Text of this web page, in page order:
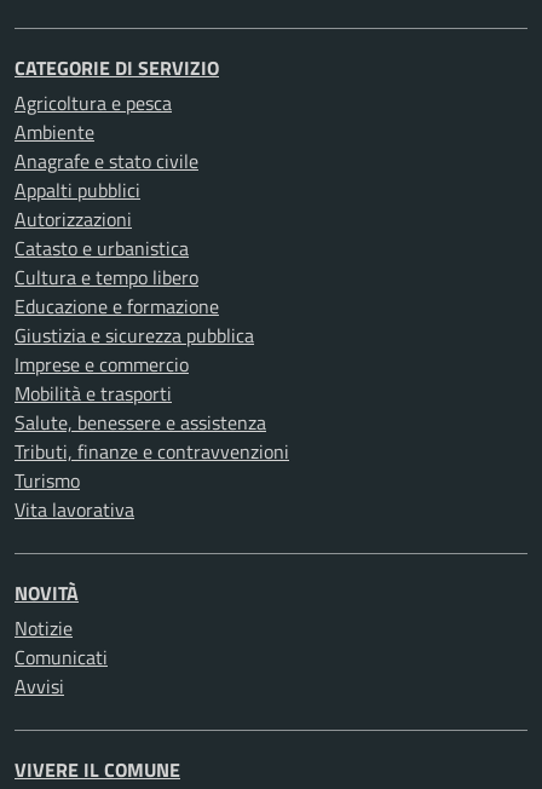
CATEGORIE DI SERVIZIO
Agricoltura e pesca
Ambiente
Anagrafe e stato civile
Appalti pubblici
Autorizzazioni
Catasto e urbanistica
Cultura e tempo libero
Educazione e formazione
Giustizia e sicurezza pubblica
Imprese e commercio
Mobilità e trasporti
Salute, benessere e assistenza
Tributi, finanze e contravvenzioni
Turismo
Vita lavorativa
NOVITÀ
Notizie
Comunicati
Avvisi
VIVERE IL COMUNE